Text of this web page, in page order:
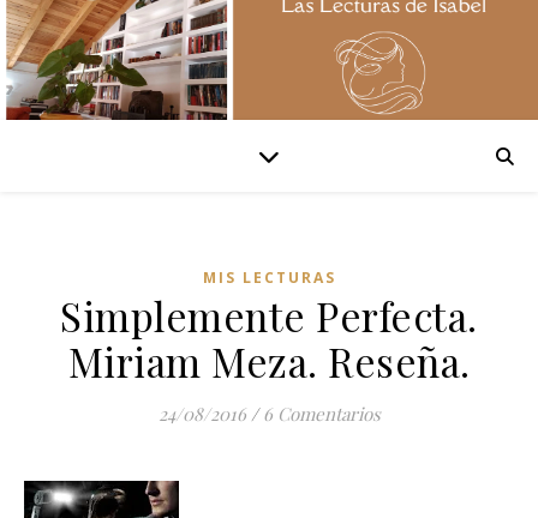
MIS LECTURAS
Simplemente Perfecta.
Miriam Meza. Reseña.
24/08/2016 / 6 Comentarios